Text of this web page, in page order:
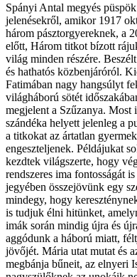
Spányi Antal megyés
jelenésekről, amikor 1917
három pásztorgyereknek, a
előtt, Három titkot bízott
világ minden részére.
és hathatós közbenjáróról.
Fatimában nagy hangsúlyt
világháború sötét
megjelent a Szűzanya. Most
szándéka helyett jelenleg a
a titkokat az ártatlan
engeszteljenek. Példájukat
kezdtek világszerte, hogy
rendszeres ima fontosságát
jegyében összejövünk egy
mindegy, hogy
is tudjuk élni hitünket,
imák során mindig újra és
aggódunk a háború miatt,
jövőjét. Mária utat mutat és
megbánja bűneit, az elnyeri